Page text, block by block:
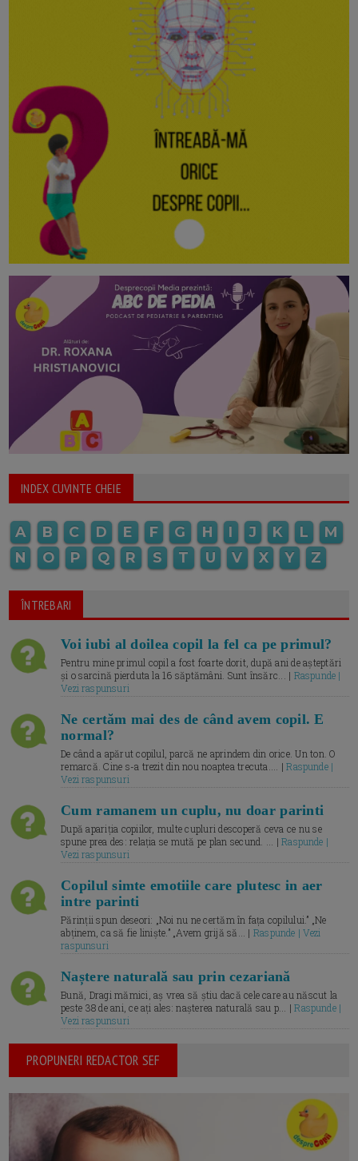
INDEX CUVINTE CHEIE
A B C D E F G H I J K L
M
N
O P Q R S T U V X Y Z
ÎNTREBARI
Voi iubi al doilea copil la fel ca pe primul?
Pentru mine primul copil a fost foarte dorit, după ani de așteptări
și o sarcină pierduta la 16 săptămâni. Sunt însărc... | Raspunde |
Vezi raspunsuri
Ne certăm mai des de când avem copil. E
normal?
De când a apărut copilul, parcă ne aprindem din orice. Un ton. O
remarcă. Cine s-a trezit din nou noaptea trecuta.... |Raspunde |
Vezi raspunsuri
Cum ramanem un cuplu, nu doar parinti
După apariția copiilor, multe cupluri descoperă ceva ce nu se
spune prea des: relația se mută pe plan secund. ... |Raspunde |
Vezi raspunsuri
Copilul simte emotiile care plutesc in aer
intre parinti
Părinții spun deseori: „Noi nu ne certăm în fața copilului.” „Ne
abținem, ca să fie liniște.” „Avem grijă să... | Raspunde | Vezi
raspunsuri
Naștere naturală sau prin cezariană
Bună, Dragi mămici, aș vrea să știu dacă cele care au născut la
peste 38 de ani, ce ați ales: nașterea naturală sau p... |Raspunde |
Vezi raspunsuri
PROPUNERI REDACTOR SEF